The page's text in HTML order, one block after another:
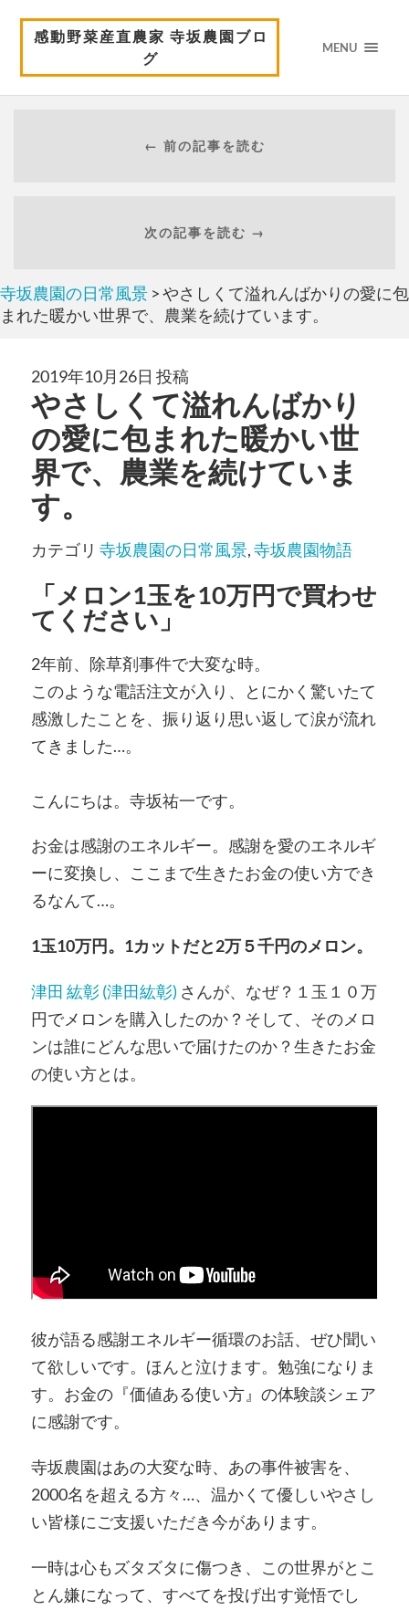
感動野菜産直農家 寺坂農園ブロ
グ
MENU
← 前の記事を読む
次の記事を読む →
寺坂農園の日常風景 > やさしくて溢れんばかりの愛に包
まれた暖かい世界で、農業を続けています。
2019年10月26日 投稿
やさしくて溢れんばかり
の愛に包まれた暖かい世
界で、農業を続けていま
す。
カテゴリ 寺坂農園の日常風景,寺坂農園物語
「メロン1玉を10万円で買わせ
てください」
2年前、除草剤事件で大変な時。
このような電話注文が入り、とにかく驚いたて
感激したことを、振り返り思い返して涙が流れ
てきました…。
こんにちは。寺坂祐一です。
お金は感謝のエネルギー。感謝を愛のエネルギ
ーに変換し、ここまで生きたお金の使い方でき
るなんて…。
1玉10万円。1カットだと2万５千円のメロン。
津田 紘彰 (津田紘彰) さんが、なぜ？１玉１０万
円でメロンを購入したのか？そして、そのメロ
ンは誰にどんな思いで届けたのか？生きたお金
の使い方とは。
彼が語る感謝エネルギー循環のお話、ぜひ聞い
て欲しいです。ほんと泣けます。勉強になりま
す。お金の『価値ある使い方』の体験談シェア
に感謝です。
寺坂農園はあの大変な時、あの事件被害を、
2000名を超える方々…、温かくて優しいやさし
い皆様にご支援いただき今があります。
一時は心もズタズタに傷つき、この世界がとこ
とん嫌になって、すべてを投げ出す覚悟でし